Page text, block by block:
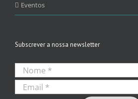
Eventos
Subscrever a nossa newsletter